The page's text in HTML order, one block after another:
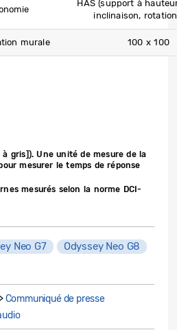
HAS (support à
inclinaison,
murale 100 x 100
à gris]). Une unité de mesure de la
mesurer le temps de réponse
mesurés selon la norme DCI-
Neo G7
Odyssey Neo G8
Communiqué de presse